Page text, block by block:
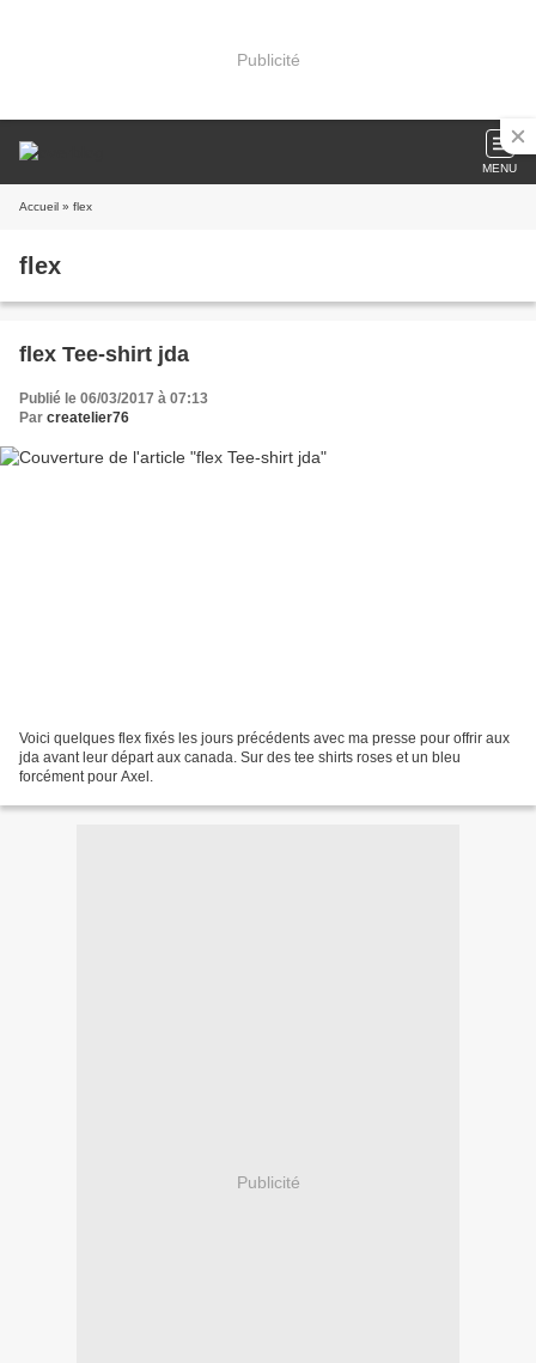
Publicité
MENU
Accueil » flex
flex
flex Tee-shirt jda
Publié le 06/03/2017 à 07:13
Par createlier76
Voici quelques flex fixés les jours précédents avec ma presse pour offrir aux
jda avant leur départ aux canada. Sur des tee shirts roses et un bleu
forcément pour Axel.
Publicité